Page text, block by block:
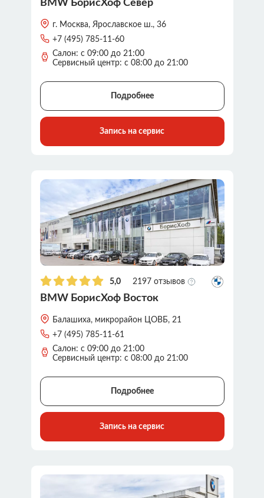
BMW БорисХоф Север
г. Москва, Ярославское ш., 36
+7 (495) 785-11-60
Салон: с 09:00 до 21:00
Сервисный центр: c 08:00 до 21:00
Подробнее
Запись на сервис
5,0 2197 отзывов
BMW БорисХоф Восток
Балашиха, микрорайон ЦОВБ, 21
+7 (495) 785-11-61
Салон: с 09:00 до 21:00
Сервисный центр: c 08:00 до 21:00
Подробнее
Запись на сервис